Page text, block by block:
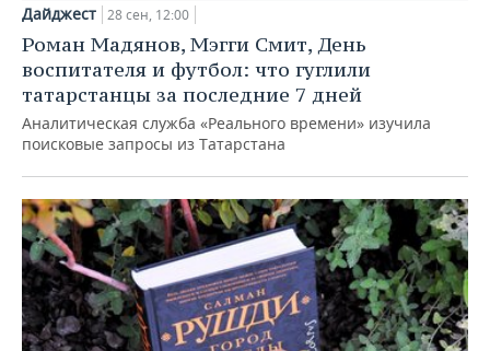
НЕФТЕХИМИЯ
НЕФТЬ
ОПК
ЭНЕРГЕТИКА
РОЗНИЧНАЯ ТОРГОВЛЯ
ТРАНСПОРТ
УСЛУГИ
НОВОСТИ ТЕХНОЛОГИЙ
IT
МЕДИА
МЕРОПРИЯТИЯ
НОВОСТИ МЕРОПРИЯТИЙ
ВЫЕЗДНАЯ РЕДАКЦИЯ
ONLINE-КОНФЕРЕНЦИИ
ОТКРЫТАЯ ЛЕКЦИЯ
СПОРТ
НОВОСТИ СПОРТА
ХОККЕЙ
БАСКЕТБОЛ
ВОЛЕЙБОЛ
ОБЩЕСТВО
ВЛАСТЬ
ИНФРАСТРУКТУРА
ИСТОРИЯ
СЮЖЕТЫ
СПРАВОЧНИК
СПИСОК ПЕРСОН
ПОЛНАЯ ВЕРСИЯ
Дайджест 28 сен, 12:00
Роман Мадянов, Мэгги Смит, День
воспитателя и футбол: что гуглили
татарстанцы за последние 7 дней
Аналитическая служба «Реального времени» изучила
поисковые запросы из Татарстана